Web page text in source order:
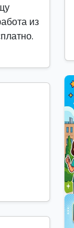
из